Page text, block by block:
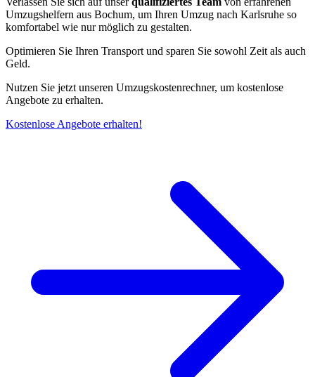
Umzugshelfern aus Bochum, um Ihren Umzug nach Karlsruhe so
komfortabel wie nur möglich zu gestalten.
Optimieren Sie Ihren Transport und sparen Sie sowohl Zeit als auch
Geld.
Nutzen Sie jetzt unseren Umzugskostenrechner, um kostenlose
Angebote zu erhalten.
Kostenlose Angebote erhalten!